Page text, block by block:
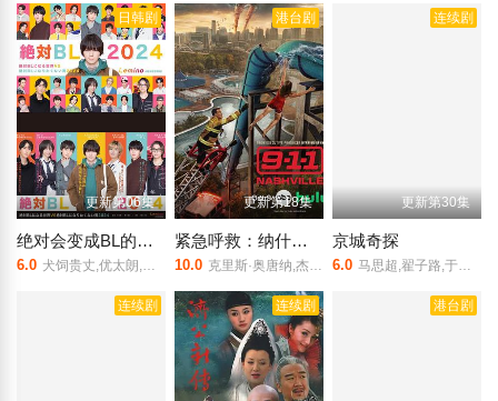
日韩剧
更新第06集
绝对会变成BL的世界VS绝不想变成BL的男人第三季
6.0 犬饲贵丈,优太朗,伊藤明日阳,盐野瑛久,和田飒,世古口凌,富永勇也,小林希大,溝口雄大,八神慶仁郎,大津夕陽,伊藤尚史,緑川青真,黒条奏斗,中村嘉惟人,宮内巽,鬼倉龍大,大川航,吉川康太,古賀瑠,太田将熙,瀬名陽斗,KOH,荒井啓志,堀海登,关隼汰,宗像隼司,鈴々木響,百濑拓实,渡辺優哉,弓削湊
港台剧
更新第18集
紧急呼救：纳什维尔
10.0 克里斯·奥唐纳,杰西卡·卡普肖,金伯莉·威廉斯-佩斯利,黎安·莱姆丝
连续剧
更新第30集
京城奇探
6.0 马思超,翟子路,于欣禾,王策,冯雷,小爱,杨凯程,春夏,陈意涵,周九良,孟鹤堂,范湉湉
连续剧 连续剧 港台剧